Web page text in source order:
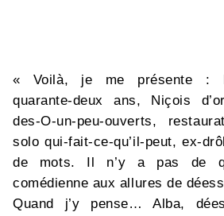
« Voilà, je me présente :
quarante-deux ans, Niçois
des-O-un-peu-ouverts,
solo qui-fait-ce-qu’il-peut, ex-
de mots. Il n’y a pas de
comédienne aux allures de
Quand j’y pense… Alba,